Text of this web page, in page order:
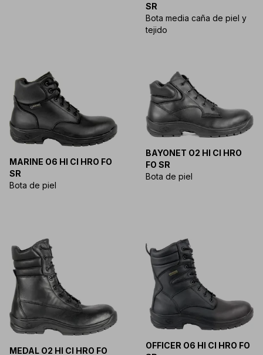
SR
Bota media caña de piel y
tejido
MARINE O6 HI CI HRO FO
SR
Bota de piel
BAYONET O2 HI CI HRO
FO SR
Bota de piel
MEDAL O2 HI CI HRO FO
OFFICER O6 HI CI HRO FO